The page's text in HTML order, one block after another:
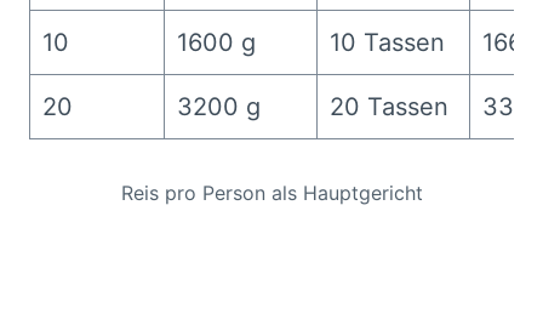
10 1600 g 10 Tassen
20 3200 g 20 Tassen
Reis pro Person als Hauptgericht